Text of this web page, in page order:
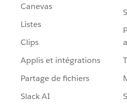
Canevas
Listes
Clips
Applis et intégrations
Partage de fichiers
Slack AI